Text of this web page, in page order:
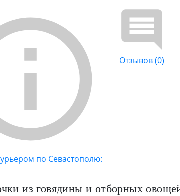
по Севастополю:
Отзывов (0)
из говядины и отборных